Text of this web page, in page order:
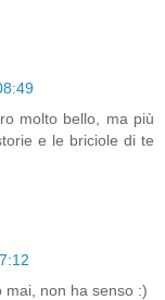
molto bello, ma più
e le briciole di te
mai, non ha senso :)